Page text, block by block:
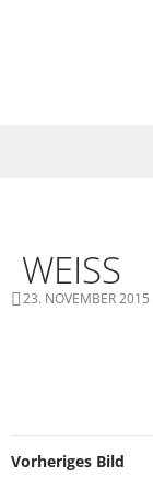
WEISS
23. NOVEMBER 2015
Vorheriges Bild